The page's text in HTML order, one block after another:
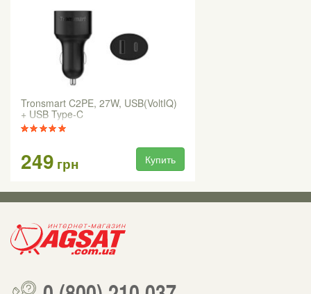
Tronsmart C2PE, 27W, USB(VoltIQ)
+ USB Type-C
249 грн Купить